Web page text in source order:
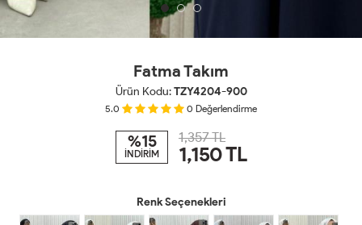
Fatma Takım
Ürün Kodu:TZY4204-900
5.0 0 Değerlendirme
%15
İNDİRİM
1,357 TL
1,150TL
Renk Seçenekleri